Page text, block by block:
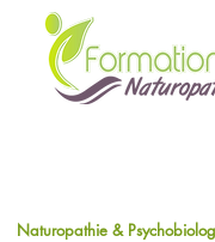
Naturopathie &